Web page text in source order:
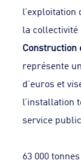
la
Construction
représente
d’euros et
l’installation
service
63 000